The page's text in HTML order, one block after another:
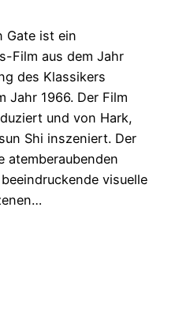
Gate ist ein
Film aus dem Jahr
des Klassikers
Jahr 1966. Der Film
und von Hark,
Shi inszeniert. Der
atemberaubenden
visuelle